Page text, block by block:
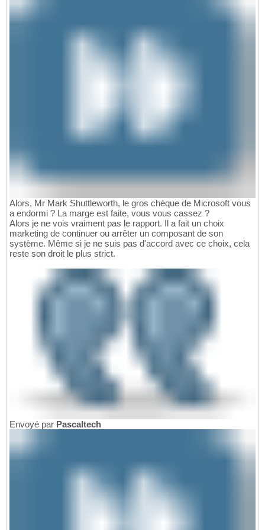
Alors, Mr Mark Shuttleworth, le gros chèque de Microsoft vous
a endormi ? La marge est faite, vous vous cassez ?
Alors je ne vois vraiment pas le rapport. Il a fait un choix
marketing de continuer ou arrêter un composant de son
système. Même si je ne suis pas d'accord avec ce choix, cela
reste son droit le plus strict.
Envoyé par Pascaltech